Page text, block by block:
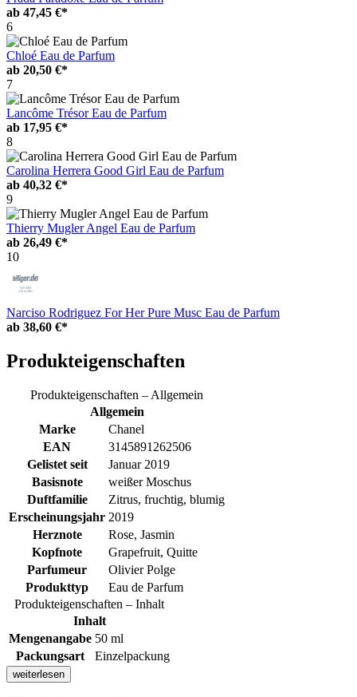
ab 47,45 €*
6
Chloé Eau de Parfum
ab 20,50 €*
7
Lancôme Trésor Eau de Parfum
ab 17,95 €*
8
Carolina Herrera Good Girl Eau de Parfum
ab 40,32 €*
9
Thierry Mugler Angel Eau de Parfum
ab 26,49 €*
10
Narciso Rodriguez For Her Pure Musc Eau de Parfum
ab 38,60 €*
Produkteigenschaften
Produkteigenschaften – Allgemein
Allgemein
Marke
Chanel
EAN
3145891262506
Gelistet seit
Januar 2019
Basisnote
weißer Moschus
Duftfamilie
Zitrus, fruchtig, blumig
Erscheinungsjahr 2019
Herznote
Rose, Jasmin
Kopfnote
Grapefruit, Quitte
Parfumeur
Olivier Polge
Produkttyp
Eau de Parfum
Produkteigenschaften – Inhalt
Inhalt
Mengenangabe 50 ml
Packungsart
Einzelpackung
weiterlesen